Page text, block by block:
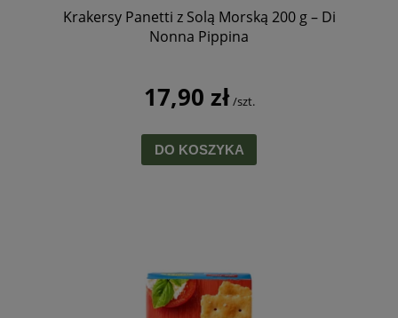
Krakersy Panetti z Solą Morską 200 g – Di
Nonna Pippina
17,90 zł/szt.
DO KOSZYKA